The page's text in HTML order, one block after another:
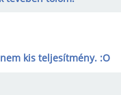
kis teljesítmény. :O